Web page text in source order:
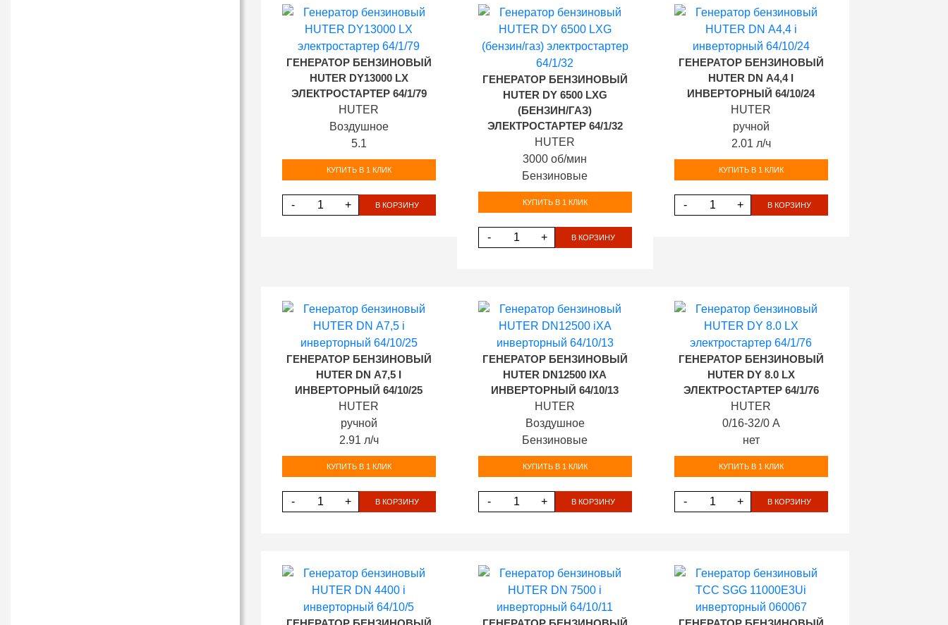
ГЕНЕРАТОР БЕНЗИНОВЫЙ
HUTER DY13000 LX
ЭЛЕКТРОСТАРТЕР 64/1/79
HUTER
Воздушное
5.1
КУПИТЬ В 1 КЛИК
- + В КОРЗИНУ
ГЕНЕРАТОР БЕНЗИНОВЫЙ
HUTER DY 6500 LXG
(БЕНЗИН/ГАЗ)
ЭЛЕКТРОСТАРТЕР 64/1/32
HUTER
3000 об/мин
Бензиновые
КУПИТЬ В 1 КЛИК
- + В КОРЗИНУ
ГЕНЕРАТОР БЕНЗИНОВЫЙ
HUTER DN А4,4 I
ИНВЕРТОРНЫЙ 64/10/24
HUTER
ручной
2.01 л/ч
КУПИТЬ В 1 КЛИК
- + В КОРЗИНУ
ГЕНЕРАТОР БЕНЗИНОВЫЙ
HUTER DN А7,5 I
ИНВЕРТОРНЫЙ 64/10/25
HUTER
ручной
2.91 л/ч
КУПИТЬ В 1 КЛИК
- + В КОРЗИНУ
ГЕНЕРАТОР БЕНЗИНОВЫЙ
HUTER DN12500 IXA
ИНВЕРТОРНЫЙ 64/10/13
HUTER
Воздушное
Бензиновые
КУПИТЬ В 1 КЛИК
- + В КОРЗИНУ
ГЕНЕРАТОР БЕНЗИНОВЫЙ
HUTER DY 8.0 LX
ЭЛЕКТРОСТАРТЕР 64/1/76
HUTER
0/16-32/0 А
нет
КУПИТЬ В 1 КЛИК
- + В КОРЗИНУ